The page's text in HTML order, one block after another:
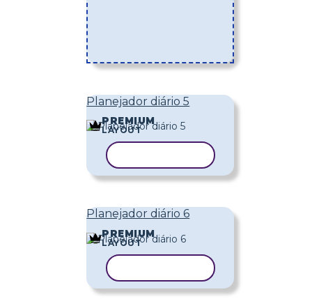
Planejador diário 5
PREMIUM
LAYOUT
Planejador diário 6
PREMIUM
LAYOUT